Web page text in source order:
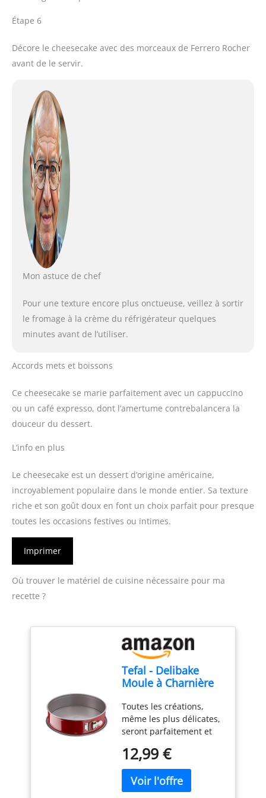
Étape 6
Décore le cheesecake avec des morceaux de Ferrero Rocher
avant de le servir.
Mon astuce de chef
Pour une texture encore plus onctueuse, veillez à sortir
le fromage à la crème du réfrigérateur quelques
minutes avant de l’utiliser.
Accords mets et boissons
Ce cheesecake se marie parfaitement avec un cappuccino
ou un café expresso, dont l’amertume contrebalancera la
douceur du dessert.
L’info en plus
Le cheesecake est un dessert d’origine américaine,
incroyablement populaire dans le monde entier. Sa texture
riche et son goût doux en font un choix parfait pour presque
toutes les occasions festives ou intimes.
Imprimer
Où trouver le matériel de cuisine nécessaire pour ma
recette ?
Tefal - Delibake
Moule à Charnière
Rouge
Toutes les créations,
même les plus délicates,
seront parfaitement et
grce à la ceinture
amovible du moule Le
fond plus large avec
rebords empêche le
12,99 €